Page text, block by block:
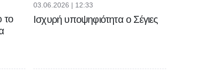
το
03.06.2026 | 12:33
Ισχυρή υποψηφιότητα ο Σέγιες